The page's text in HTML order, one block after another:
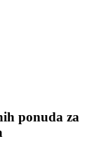
ponuda za